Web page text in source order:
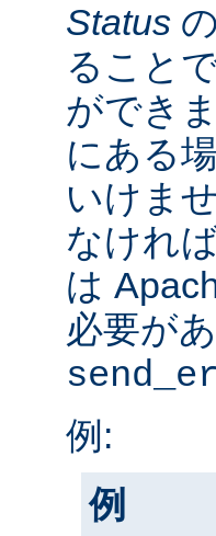
Status
ること
ができ
にある場
いけま
なけれ
は
必要が
例:
例